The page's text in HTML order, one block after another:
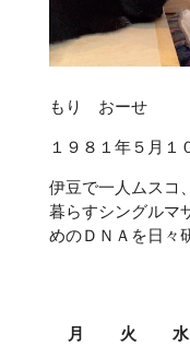
もり おーせ
１９８１年５月１
伊豆で一人ムスコ
暮らすシングルマ
めのＤＮＡを日々
月
火 水